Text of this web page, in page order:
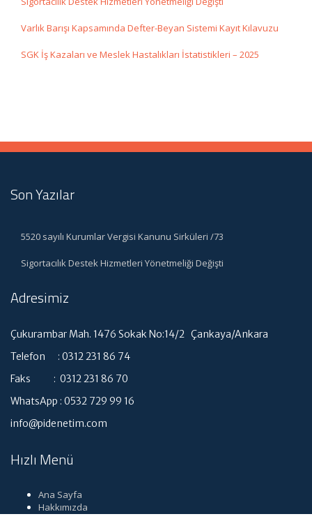
Varlık Barışı Kapsamında Defter-Beyan Sistemi Kayıt Kılavuzu
SGK İş Kazaları ve Meslek Hastalıkları İstatistikleri – 2025
Son Yazılar
5520 sayılı Kurumlar Vergisi Kanunu Sirküleri /73
Sigortacılık Destek Hizmetleri Yönetmeliği Değişti
Adresimiz
Çukurambar Mah. 1476 Sokak No:14/2 Çankaya/Ankara
Telefon : 0312 231 86 74
Faks : 0312 231 86 70
WhatsApp : 0532 729 99 16
info@pidenetim.com
Hızlı Menü
Ana Sayfa
Hakkımızda